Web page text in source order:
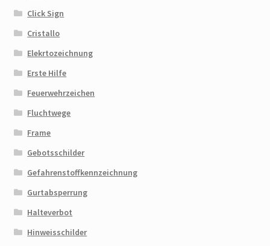
Click Sign
Cristallo
Elekrtozeichnung
Erste Hilfe
Feuerwehrzeichen
Fluchtwege
Frame
Gebotsschilder
Gefahrenstoffkennzeichnung
Gurtabsperrung
Halteverbot
Hinweisschilder